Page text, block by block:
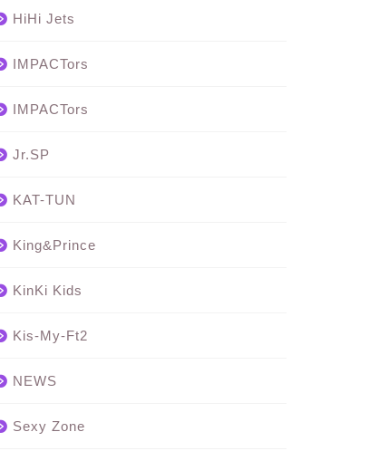
HiHi Jets
IMPACTors
IMPACTors
Jr.SP
KAT-TUN
King&Prince
KinKi Kids
Kis-My-Ft2
NEWS
Sexy Zone